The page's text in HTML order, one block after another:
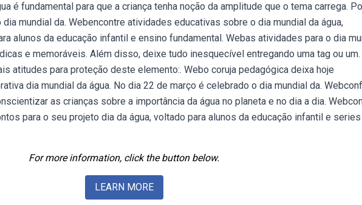
é fundamental para que a criança tenha noção da amplitude que o tema carrega.
mundial da. Webencontre atividades educativas sobre o dia mundial da água,
alunos da educação infantil e ensino fundamental. Webas atividades para o dia
e memoráveis. Além disso, deixe tudo inesquecível entregando uma tag ou um.
atitudes para proteção deste elemento:. Webo coruja pedagógica deixa hoje
dia mundial da água. No dia 22 de março é celebrado o dia mundial da.
as crianças sobre a importância da água no planeta e no dia a dia.
para o seu projeto dia da água, voltado para alunos da educação infantil e series
For more information, click the button below.
LEARN MORE